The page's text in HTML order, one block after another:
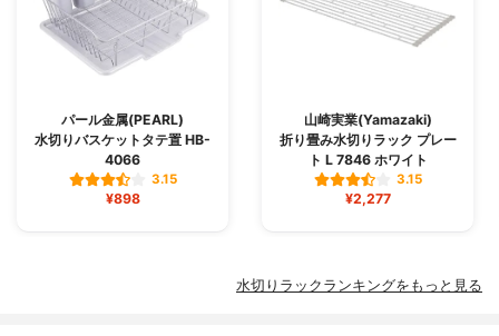
パール金属(PEARL)
水切りバスケットタテ置 HB-
4066
3.15
¥898
山崎実業(Yamazaki)
折り畳み水切りラック プレー
ト L 7846 ホワイト
3.15
¥2,277
水切りラックランキングをもっと見る